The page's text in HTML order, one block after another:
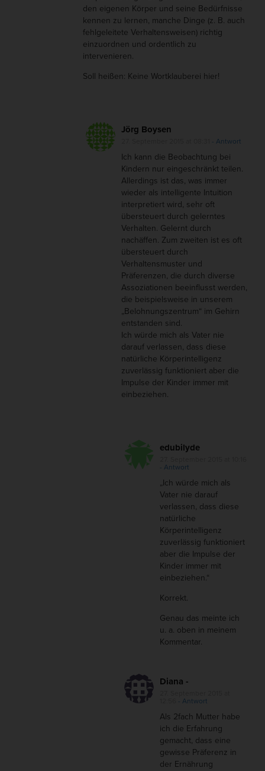
den eigenen Körper und seine Bedürfnisse
kennen zu lernen, manche Dinge (z. B. auch
fehlgeleitete Verhaltensweisen) richtig
einzuordnen und ordentlich zu
intervenieren.
Soll heißen: Keine Wortklauberei hier!
Jörg Boysen
- Antwort
Ich kann die Beobachtung bei
Kindern nur eingeschränkt teilen.
Allerdings ist das, was immer
wieder als intelligente Intuition
interpretiert wird, sehr oft
übersteuert durch gelerntes
Verhalten. Gelernt durch
nachäffen. Zum zweiten ist es oft
übersteuert durch
Verhaltensmuster und
Präferenzen, die durch diverse
Assoziationen beeinflusst werden,
die beispielsweise in unserem
„Belohnungszentrum“ im Gehirn
entstanden sind.
Ich würde mich als Vater nie
darauf verlassen, dass diese
natürliche Körperintelligenz
zuverlässig funktioniert aber die
Impulse der Kinder immer mit
einbeziehen.
edubilyde
- Antwort
„Ich würde mich als
Vater nie darauf
verlassen, dass diese
natürliche
Körperintelligenz
zuverlässig funktioniert
aber die Impulse der
Kinder immer mit
einbeziehen.“
Korrekt.
Genau das meinte ich
u. a. oben in meinem
Kommentar.
Diana -
- Antwort
Als 2fach Mutter habe
ich die Erfahrung
gemacht, dass eine
gewisse Präferenz in
der Ernährung